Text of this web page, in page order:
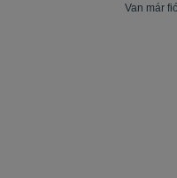
Van már